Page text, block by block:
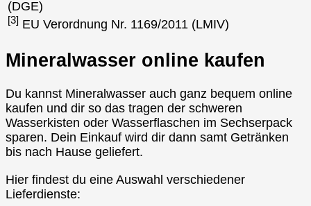
(DGE)
[3] EU Verordnung Nr. 1169/2011 (LMIV)
Mineralwasser online kaufen
Du kannst Mineralwasser auch ganz bequem online
kaufen und dir so das tragen der schweren
Wasserkisten oder Wasserflaschen im Sechserpack
sparen. Dein Einkauf wird dir dann samt Getränken
bis nach Hause geliefert.
Hier findest du eine Auswahl verschiedener
Lieferdienste: